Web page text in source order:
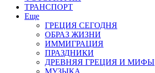
ТРАНСПОРТ
Еще
ГРЕЦИЯ СЕГОДНЯ
ОБРАЗ ЖИЗНИ
ИММИГРАЦИЯ
ПРАЗДНИКИ
ДРЕВНЯЯ ГРЕЦИЯ И МИФЫ
МУЗЫКА